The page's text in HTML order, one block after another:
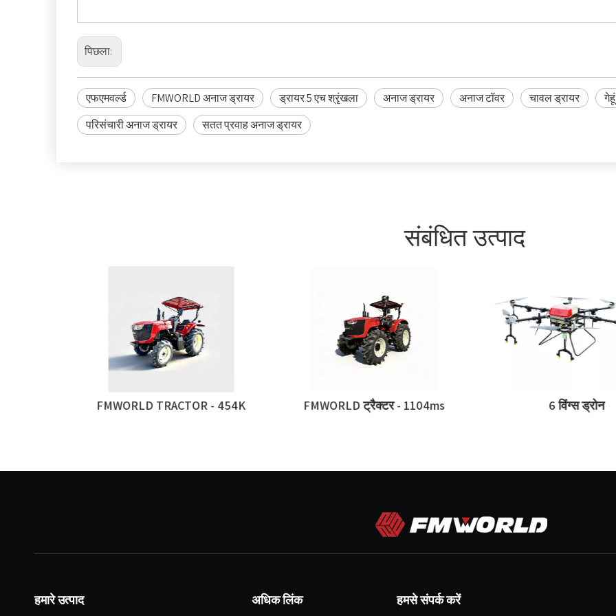
पिछला:
एफएमवर्ल्ड FMWORLD अनाज ड्रायर ड्रायर 5 एच श्रृंखला अनाज ड्रायर अनाज टॉवर चावल ड्रायर
परिसंचारी अनाज ड्रायर
सतत प्रवाह अनाज ड्रायर
संबंधित उत्पाद
FMWORLD TRACTOR - 454K FMWORLD ट्रैक्टर - 1104ms 6 विंग्स ड्रोन
हमारे उत्पाद अधिक लिंक हमसे संपर्क करें